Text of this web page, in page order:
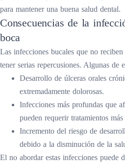
para mantener una buena salud dental.
Consecuencias de la
boca
Las infecciones bucales que no reciben
tener serias repercusiones. Algunas de
Desarrollo de úlceras orales
extremadamente dolorosas.
Infecciones más profundas que
pueden requerir tratamientos
Incremento del riesgo de
debido a la disminución de la
El no abordar estas infecciones puede